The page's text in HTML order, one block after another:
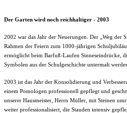
Der Garten wird noch reichhaltiger - 2003
2002 war das Jahr der Neuerungen. Der „Weg der
Rahmen der Feiern zum 1000-jährigen
ermöglicht beim Barfuß-Laufen Sinneseindrücke,
Symbolen aus der Schulgeschichte untermalt
2003 ist das Jahr der Konsolidierung und
einem Pomologen professionell gepflegt und
unserer Hausmeister, Herrn Müller, mit Steinen
weiter professionalisiert, die Stauden intensiv